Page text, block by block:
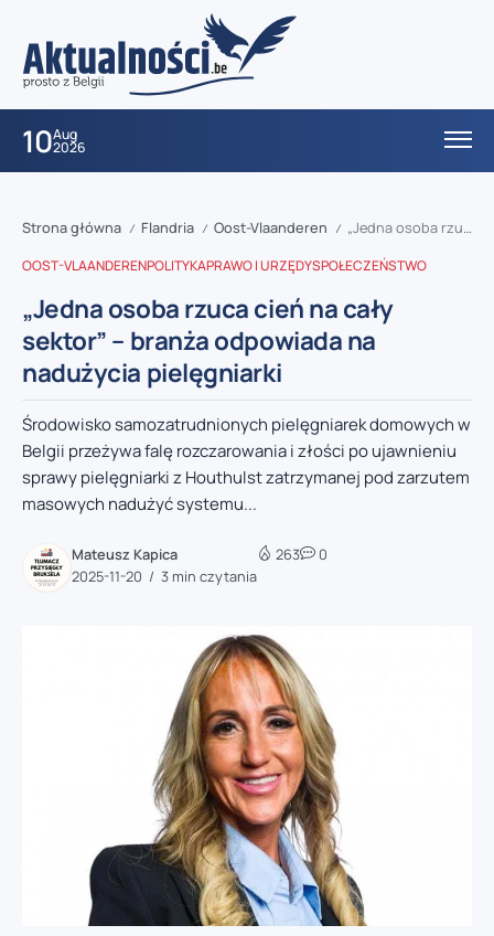
10Aug
2026
Strona główna / Flandria / Oost-Vlaanderen / „Jedna osoba rzuca cień na cały sektor” – branża odpowiada na nadużycia pielęgniarki
OOST-VLAANDERENPOLITYKAPRAWO I URZĘDYSPOŁECZEŃSTWO
„Jedna osoba rzuca cień na cały
sektor” – branża odpowiada na
nadużycia pielęgniarki
Środowisko samozatrudnionych pielęgniarek domowych w
Belgii przeżywa falę rozczarowania i złości po ujawnieniu
sprawy pielęgniarki z Houthulst zatrzymanej pod zarzutem
masowych nadużyć systemu...
Mateusz Kapica
2025-11-20
3 min czytania
263 0